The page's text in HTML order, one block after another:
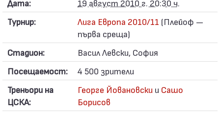
Дата:
19 август 2010 г. 20:30 ч.
Турнир:
Лига Европа 2010/11 (Плейоф —
първа среща)
Стадион:
Васил Левски, София
Посещаемост:
4 500 зрители
Треньори на
ЦСКА:
Георге Йовановски и Сашо
Борисов